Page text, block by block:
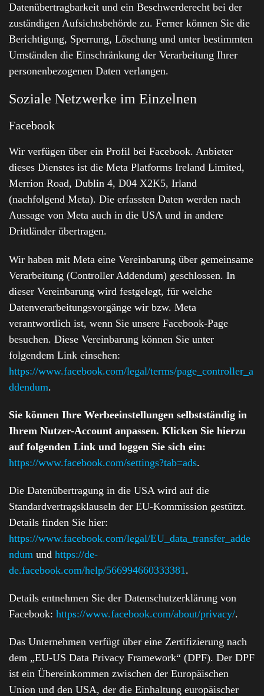
Datenübertragbarkeit und ein Beschwerderecht bei der
zuständigen Aufsichtsbehörde zu. Ferner können Sie die
Berichtigung, Sperrung, Löschung und unter bestimmten
Umständen die Einschränkung der Verarbeitung Ihrer
personenbezogenen Daten verlangen.
Soziale Netzwerke im Einzelnen
Facebook
Wir verfügen über ein Profil bei Facebook. Anbieter
dieses Dienstes ist die Meta Platforms Ireland Limited,
Merrion Road, Dublin 4, D04 X2K5, Irland
(nachfolgend Meta). Die erfassten Daten werden nach
Aussage von Meta auch in die USA und in andere
Drittländer übertragen.
Wir haben mit Meta eine Vereinbarung über gemeinsame
Verarbeitung (Controller Addendum) geschlossen. In
dieser Vereinbarung wird festgelegt, für welche
Datenverarbeitungsvorgänge wir bzw. Meta
verantwortlich ist, wenn Sie unsere Facebook-Page
besuchen. Diese Vereinbarung können Sie unter
folgendem Link einsehen:
https://www.facebook.com/legal/terms/page_controller_a
ddendum.
Sie können Ihre Werbeeinstellungen selbstständig in
Ihrem Nutzer-Account anpassen. Klicken Sie hierzu
auf folgenden Link und loggen Sie sich ein:
https://www.facebook.com/settings?tab=ads.
Die Datenübertragung in die USA wird auf die
Standardvertragsklauseln der EU-Kommission gestützt.
Details finden Sie hier:
https://www.facebook.com/legal/EU_data_transfer_adde
ndum und https://de-
de.facebook.com/help/566994660333381 .
Details entnehmen Sie der Datenschutzerklärung von
Facebook: https://www.facebook.com/about/privacy/.
Das Unternehmen verfügt über eine Zertifizierung nach
dem „EU-US Data Privacy Framework“ (DPF). Der DPF
ist ein Übereinkommen zwischen der Europäischen
Union und den USA, der die Einhaltung europäischer